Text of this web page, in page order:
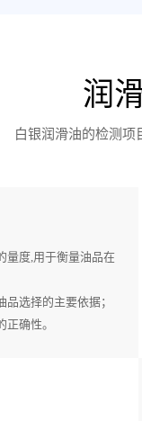
润
白银润滑油的检测
量度,用于衡量油品在
选择的主要依据；
确性。